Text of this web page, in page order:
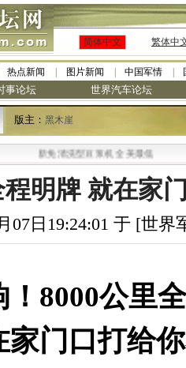
简体中文 繁体中
热点新闻 图片新闻 中国军情
事论坛 世界汽车论坛
版主： 黑木崖
清洗型豆浆机 全美最低
程明牌 就在家
07日19:24:01 于 [世
8000公里
家门口打给